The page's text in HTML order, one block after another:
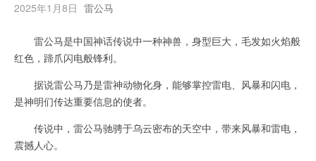
2025年1月8日 雷公马
雷公马是中国神话传说中一种神兽，身型巨大，毛发如火焰般
红色，蹄爪闪电般锋利。
据说雷公马乃是雷神动物化身，能够掌控雷电、风暴和闪电，
是神明们传达重要信息的使者。
传说中，雷公马驰骋于乌云密布的天空中，带来风暴和雷电，
震撼人心。